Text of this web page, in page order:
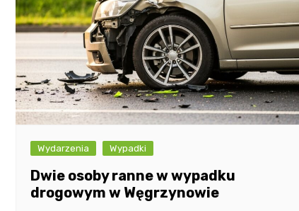
Wydarzenia Wypadki
Dwie osoby ranne w wypadku
drogowym w Węgrzynowie